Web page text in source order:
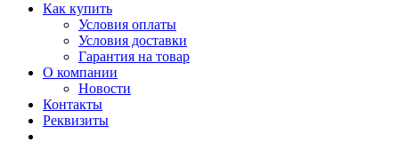
Как купить
Условия оплаты
Условия доставки
Гарантия на товар
О компании
Новости
Контакты
Реквизиты